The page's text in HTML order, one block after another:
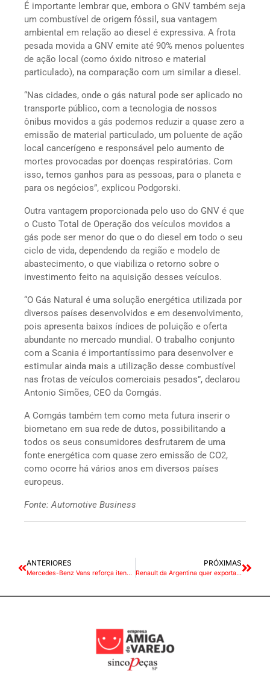
É importante lembrar que, embora o GNV também seja
um combustível de origem fóssil, sua vantagem
ambiental em relação ao diesel é expressiva. A frota
pesada movida a GNV emite até 90% menos poluentes
de ação local (como óxido nitroso e material
particulado), na comparação com um similar a diesel.
“Nas cidades, onde o gás natural pode ser aplicado no
transporte público, com a tecnologia de nossos
ônibus movidos a gás podemos reduzir a quase zero a
emissão de material particulado, um poluente de ação
local cancerígeno e responsável pelo aumento de
mortes provocadas por doenças respiratórias. Com
isso, temos ganhos para as pessoas, para o planeta e
para os negócios”, explicou Podgorski.
Outra vantagem proporcionada pelo uso do GNV é que
o Custo Total de Operação dos veículos movidos a
gás pode ser menor do que o do diesel em todo o seu
ciclo de vida, dependendo da região e modelo de
abastecimento, o que viabiliza o retorno sobre o
investimento feito na aquisição desses veículos.
“O Gás Natural é uma solução energética utilizada por
diversos países desenvolvidos e em desenvolvimento,
pois apresenta baixos índices de poluição e oferta
abundante no mercado mundial. O trabalho conjunto
com a Scania é importantíssimo para desenvolver e
estimular ainda mais a utilização desse combustível
nas frotas de veículos comerciais pesados”, declarou
Antonio Simões, CEO da Comgás.
A Comgás também tem como meta futura inserir o
biometano em sua rede de dutos, possibilitando a
todos os seus consumidores desfrutarem de uma
fonte energética com quase zero emissão de CO2,
como ocorre há vários anos em diversos países
europeus.
Fonte: Automotive Business
ANTERIORES
Mercedes-Benz Vans reforça itens de segurança da Sprinter no Maio Amarelo
PRÓXIMAS
Renault da Argentina quer exportar picape Alaskan para o Brasil